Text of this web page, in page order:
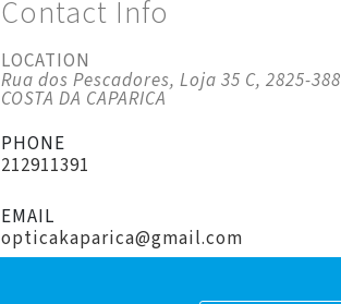
Contact Info
LOCATION
Rua dos Pescadores, Loja 35 C, 2825-388
COSTA DA CAPARICA
PHONE
212911391
EMAIL
opticakaparica@gmail.com